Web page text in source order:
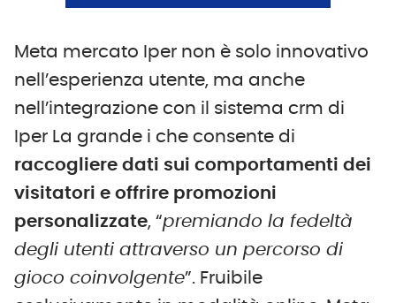
Meta mercato Iper non è solo innovativo
nell’esperienza utente, ma anche
nell’integrazione con il sistema crm di
Iper La grande i che consente di
raccogliere dati sui comportamenti dei
visitatori e offrire promozioni
personalizzate, “premiando la fedeltà
degli utenti attraverso un percorso di
gioco coinvolgente”. Fruibile